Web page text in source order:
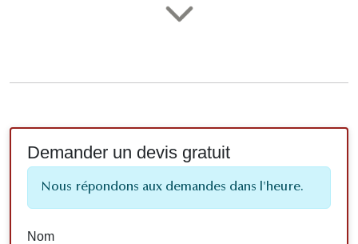
Demander un devis gratuit
Nous répondons aux demandes dans l'heure.
Nom